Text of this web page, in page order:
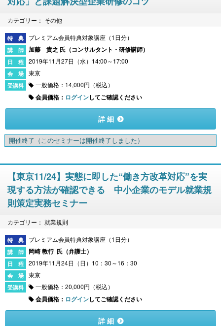
カテゴリー： その他
プレミアム会員特典対象講座（1日分）
加藤 貴之 氏（コンサルタント・研修講師）
2019年11月27日（水）14:00～17:00
東京
一般価格：14,000円（税込）
会員価格： ログインしてご確認ください
詳 細
開催終了 （このセミナーは開催終了しました）
【東京11/24】実態に即した“働き方改革対応”を実
現する方法が確認できる 中小企業のモデル就業規
則策定実務セミナー
カテゴリー： 就業規則
プレミアム会員特典対象講座（1日分）
岡崎 教行 氏（弁護士）
2019年11月24日（日）10：30～16：30
東京
一般価格：20,000円（税込）
会員価格： ログインしてご確認ください
詳 細